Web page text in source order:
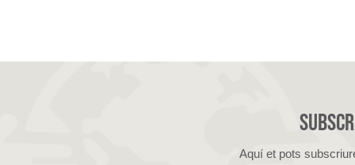
Aquí et pots